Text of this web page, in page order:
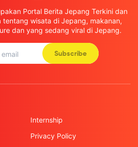
Portal Berita Jepang Terkini dan
tentang wisata di Jepang, makanan,
dan yang sedang viral di Jepang.
Subscribe
Internship
Privacy Policy